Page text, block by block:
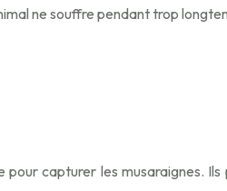
ne souffre pendant trop
capturer les musaraignes.